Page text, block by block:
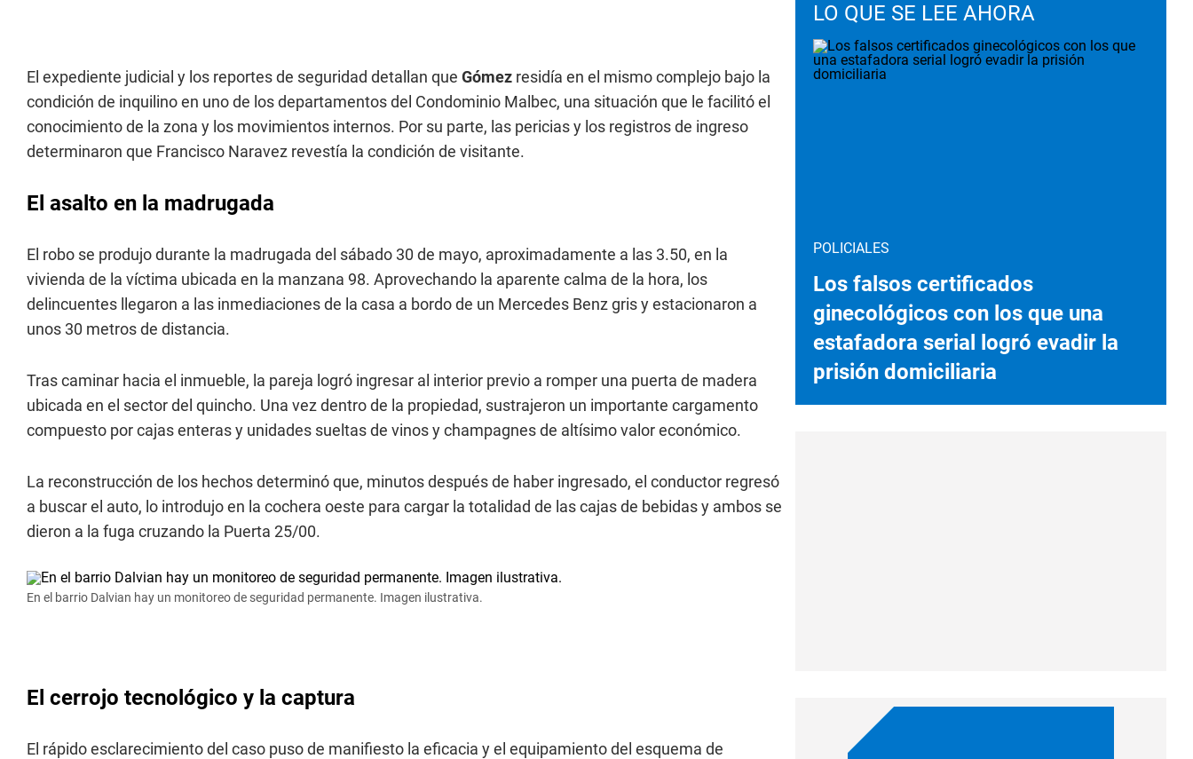
El expediente judicial y los reportes de seguridad detallan que Gómez residía en el mismo complejo bajo la
condición de inquilino en uno de los departamentos del Condominio Malbec, una situación que le facilitó el
conocimiento de la zona y los movimientos internos. Por su parte, las pericias y los registros de ingreso
determinaron que Francisco Naravez revestía la condición de visitante.
El asalto en la madrugada
El robo se produjo durante la madrugada del sábado 30 de mayo, aproximadamente a las 3.50, en la
vivienda de la víctima ubicada en la manzana 98. Aprovechando la aparente calma de la hora, los
delincuentes llegaron a las inmediaciones de la casa a bordo de un Mercedes Benz gris y estacionaron a
unos 30 metros de distancia.
Tras caminar hacia el inmueble, la pareja logró ingresar al interior previo a romper una puerta de madera
ubicada en el sector del quincho. Una vez dentro de la propiedad, sustrajeron un importante cargamento
compuesto por cajas enteras y unidades sueltas de vinos y champagnes de altísimo valor económico.
La reconstrucción de los hechos determinó que, minutos después de haber ingresado, el conductor regresó
a buscar el auto, lo introdujo en la cochera oeste para cargar la totalidad de las cajas de bebidas y ambos se
dieron a la fuga cruzando la Puerta 25/00.
En el barrio Dalvian hay un monitoreo de seguridad permanente. Imagen ilustrativa.
El cerrojo tecnológico y la captura
El rápido esclarecimiento del caso puso de manifiesto la eficacia y el equipamiento del esquema de
LO QUE SE LEE AHORA
POLICIALES
Los falsos certificados
ginecológicos con los que una
estafadora serial logró evadir la
prisión domiciliaria